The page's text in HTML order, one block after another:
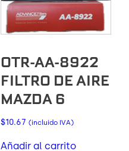
OTR-AA-8922
FILTRO DE AIRE
MAZDA 6
$10.67 (incluido IVA)
Añadir al carrito